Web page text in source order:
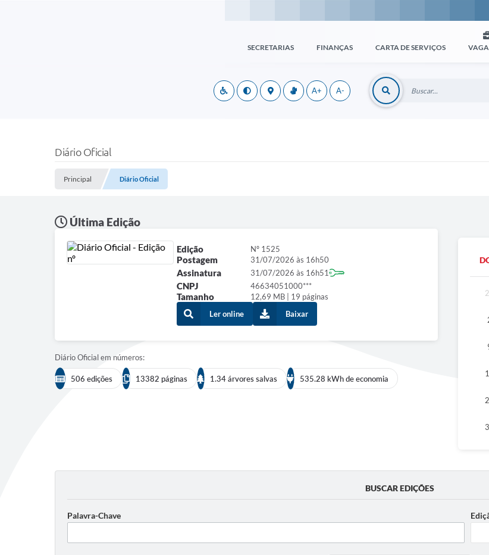
SECRETARIAS FINANÇAS CARTA DE SERVIÇOS
A+ A-
Diário Oficial
Principal Diário Oficial
Última Edição
Edição Nº 1525
Postagem 31/07/2026 às 16h50
Assinatura 31/07/2026 às 16h51
CNPJ 46634051000***
Tamanho
12,69 MB | 19 páginas
Ler online
Baixar
Diário Oficial em números:
506 edições 13382 páginas 1.34 árvores salvas 535.28 kWh de economia
BUSCAR EDIÇÕES
Palavra-Chave